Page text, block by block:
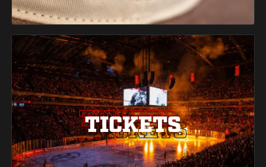
TICKETS
TICKETS
TICKETS